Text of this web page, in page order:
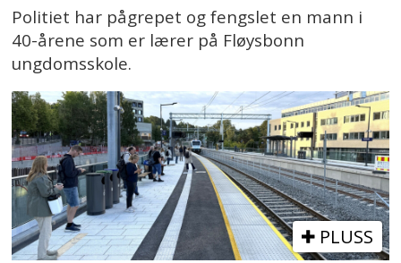
Politiet har pågrepet og fengslet en mann i
40-årene som er lærer på Fløysbonn
ungdomsskole.
PLUSS